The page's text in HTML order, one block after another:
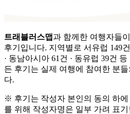
트래블러스맵과 함께한 여행자들
후기입니다. 지역별로 서유럽 149
· 동남아시아 61건 · 동유럽 39건 등
든 후기는 실제 여행에 참여한 분
다.
※ 후기는 작성자 본인의 동의 하
를 위해 작성자명은 일부 가려 표